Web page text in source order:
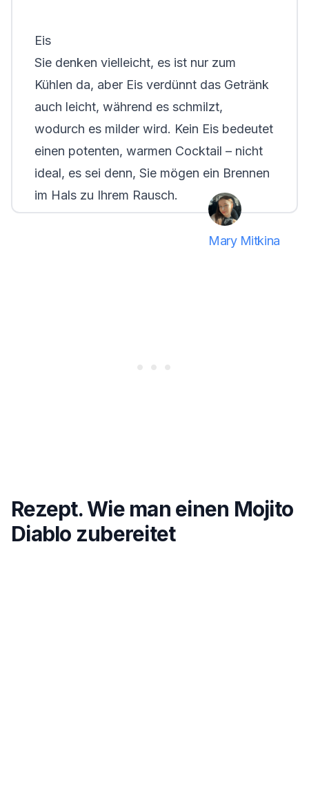
Eis
Sie denken vielleicht, es ist nur zum
Kühlen da, aber Eis verdünnt das Getränk
auch leicht, während es schmilzt,
wodurch es milder wird. Kein Eis bedeutet
einen potenten, warmen Cocktail – nicht
ideal, es sei denn, Sie mögen ein Brennen
im Hals zu Ihrem Rausch.
Mary Mitkina
Rezept. Wie man einen Mojito
Diablo zubereitet